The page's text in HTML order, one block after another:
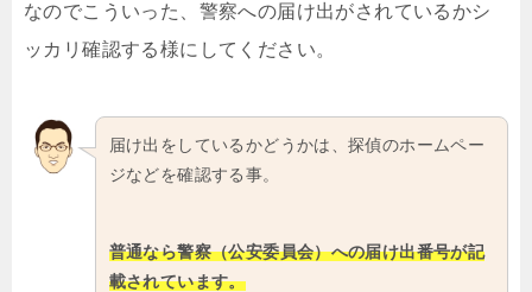
なのでこういった、警察への届け出がされているかシ
ッカリ確認する様にしてください。
届け出をしているかどうかは、探偵のホームペー
ジなどを確認する事。
普通なら警察（公安委員会）への届け出番号が記
載されています。